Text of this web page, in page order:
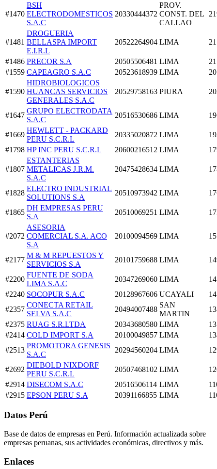
#1470
BSH
ELECTRODOMESTICOS
S.A.C
20330444372
PROV.
CONST. DEL
CALLAO
#1481
DROGUERIA
BELLASPA IMPORT
E.I.R.L
20522264904 LIMA
#1486 PRECOR S.A 20505506481 LIMA
#1559 CAPEAGRO S.A.C 20523618939 LIMA
#1590
HIDROBIOLOGICOS
HUANCAS SERVICIOS
GENERALES S.A.C
20529758163 PIURA
#1647
GRUPO ELECTRODATA
S.A.C
20516530686 LIMA
#1669
HEWLETT - PACKARD
PERU S.C.R.L
20335020872 LIMA
#1798 HP INC PERU S.C.R.L 20600216512 LIMA
#1807
ESTANTERIAS
METALICAS J.R.M.
S.A.C
20475428634 LIMA
#1828
ELECTRO INDUSTRIAL
SOLUTIONS S.A
20510973942 LIMA
#1865
DH EMPRESAS PERU
S.A
20510069251 LIMA
#2072
ASESORIA
COMERCIAL S.A. ACO
S.A
20100094569 LIMA
#2177
M & M REPUESTOS Y
SERVICIOS S.A
20101759688 LIMA
#2200
FUENTE DE SODA
LIMA S.A.C
20347269060 LIMA
#2240 SOCOPUR S.A.C 20128967606 UCAYALI
#2357
CONECTA RETAIL
SELVA S.A.C
20494007488
SAN
MARTIN
#2375 RUAG S.R.LTDA 20343680580 LIMA
#2414 COLD IMPORT S.A 20100049857 LIMA
#2513
PROMOTORA GENESIS
S.A.C
20294560204 LIMA
#2692
DIEBOLD NIXDORF
PERU S.C.R.L
20507468102 LIMA
#2914 DISECOM S.A.C 20516506114 LIMA
#2915 EPSON PERU S.A 20391166855 LIMA
Datos Perú
Base de datos de empresas en Perú. Información actualizada sobre
empresas peruanas, sus actividades económicas, directivos y más.
Enlaces